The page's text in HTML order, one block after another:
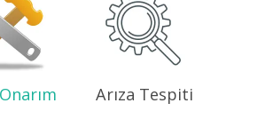
Arıza Tespiti